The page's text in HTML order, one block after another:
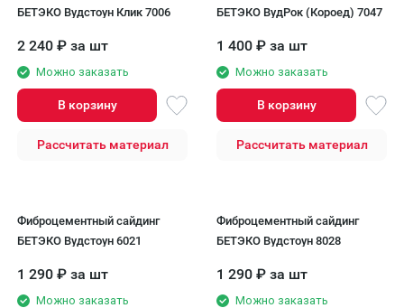
БЕТЭКО Вудстоун Клик 7006
2 240 ₽ за шт
Можно заказать
В корзину
Рассчитать материал
БЕТЭКО ВудРок (Короед) 7047
1 400 ₽ за шт
Можно заказать
В корзину
Рассчитать материал
Фиброцементный сайдинг
БЕТЭКО Вудстоун 6021
1 290 ₽ за шт
Можно заказать
Фиброцементный сайдинг
БЕТЭКО Вудстоун 8028
1 290 ₽ за шт
Можно заказать